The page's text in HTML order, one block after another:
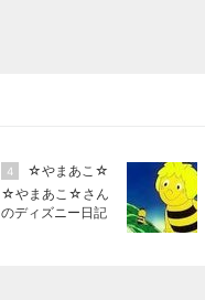
4
☆やまあこ☆
☆やまあこ☆さん
のディズニー日記